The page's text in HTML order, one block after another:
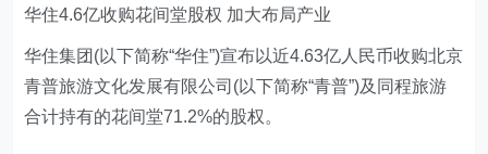
华住4.6亿收购花间堂股权 加大布局产业
华住集团(以下简称“华住”)宣布以近4.63亿人民币收购北京
青普旅游文化发展有限公司(以下简称“青普”)及同程旅游
合计持有的花间堂71.2%的股权。